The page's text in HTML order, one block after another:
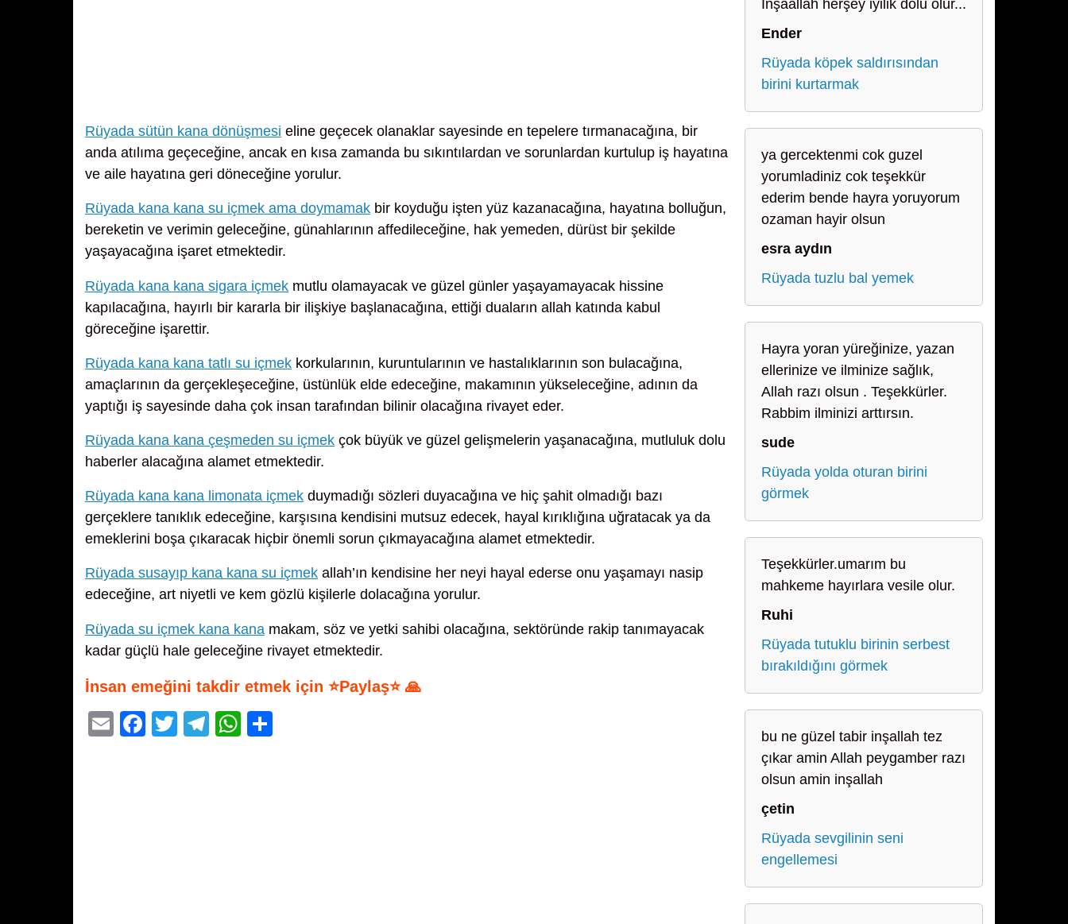
Rüyada sütün kana dönüşmesi eline geçecek olanaklar sayesinde en tepelere tırmanacağına, bir
anda atılıma geçeceğine, ancak en kısa zamanda bu sıkıntılardan ve sorunlardan kurtulup iş hayatına
ve aile hayatına geri döneceğine yorulur.
Rüyada kana kana su içmek ama doymamak bir koyduğu işten yüz kazanacağına, hayatına bolluğun,
bereketin ve verimin geleceğine, günahlarının affedileceğine, hak yemeden, dürüst bir şekilde
yaşayacağına işaret etmektedir.
Rüyada kana kana sigara içmek mutlu olamayacak ve güzel günler yaşayamayacak hissine
kapılacağına, hayırlı bir kararla bir ilişkiye başlanacağına, ettiği duaların allah katında kabul
göreceğine işarettir.
Rüyada kana kana tatlı su içmek korkularının, kuruntularının ve hastalıklarının son bulacağına,
amaçlarının da gerçekleşeceğine, üstünlük elde edeceğine, makamının yükseleceğine, adının da
yaptığı iş sayesinde daha çok insan tarafından bilinir olacağına rivayet eder.
Rüyada kana kana çeşmeden su içmek çok büyük ve güzel gelişmelerin yaşanacağına, mutluluk dolu
haberler alacağına alamet etmektedir.
Rüyada kana kana limonata içmek duymadığı sözleri duyacağına ve hiç şahit olmadığı bazı
gerçeklere tanıklık edeceğine, karşısına kendisini mutsuz edecek, hayal kırıklığına uğratacak ya da
emeklerini boşa çıkaracak hiçbir önemli sorun çıkmayacağına alamet etmektedir.
Rüyada susayıp kana kana su içmek allah’ın kendisine her neyi hayal ederse onu yaşamayı nasip
edeceğine, art niyetli ve kem gözlü kişilerle dolacağına yorulur.
Rüyada su içmek kana kana makam, söz ve yetki sahibi olacağına, sektöründe rakip tanımayacak
kadar güçlü hale geleceğine rivayet etmektedir.
İnsan emeğini takdir etmek için ⭐Paylaş⭐ 🙏
E
F
T
T
W
İnşaallah herşey iyilik dolu olur...
Ender
Rüyada köpek saldırısından
birini kurtarmak
ya gercektenmi cok guzel
yorumladiniz cok teşekkür
ederim bende hayra yoruyorum
ozaman hayir olsun
esra aydın
Rüyada tuzlu bal yemek
Hayra yoran yüreğinize, yazan
ellerinize ve ilminize sağlık,
Allah razı olsun . Teşekkürler.
Rabbim ilminizi arttırsın.
sude
Rüyada yolda oturan birini
görmek
Teşekkürler.umarım bu
mahkeme hayırlara vesile olur.
Ruhi
Rüyada tutuklu birinin serbest
bırakıldığını görmek
bu ne güzel tabir inşallah tez
çıkar amin Allah peygamber razı
olsun amin inşallah
çetin
Rüyada sevgilinin seni
engellemesi